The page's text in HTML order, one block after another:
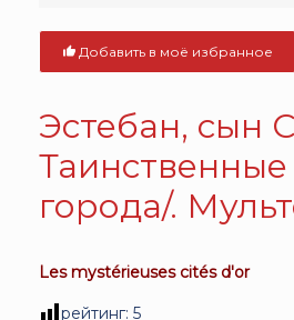
Добавить в моё избранное
Эстебан, сын
города/.
Les mystérieuses cités d'or
рейтинг: 5